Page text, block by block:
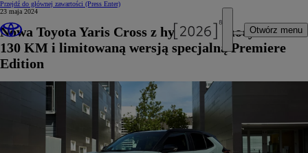
Przejdź do głównej zawartości (Press Enter)
Otwórz menu
23 maja 2024
Nowa Toyota Yaris Cross z hybrydą o mocy
130 KM i limitowaną wersją specjalną Premiere
Edition